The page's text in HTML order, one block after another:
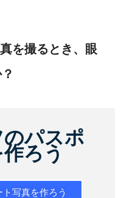
を撮るとき、眼
パスポ
ろう
写真を作ろう